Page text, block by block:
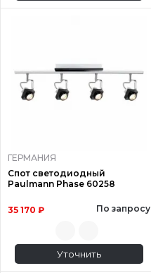
ГЕРМАНИЯ
Спот светодиодный
Paulmann Phase 60258
35 170 ₽ По запросу
Уточнить